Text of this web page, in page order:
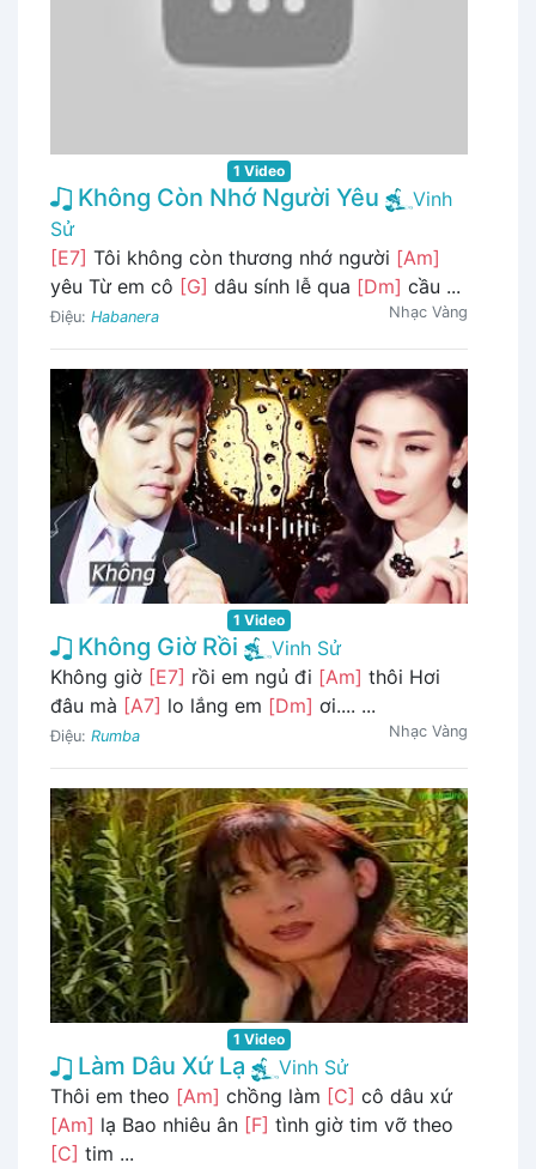
1 Video
Không Còn Nhớ Người Yêu
Vinh
Sử
[E7] Tôi không còn thương nhớ người [Am]
yêu Từ em cô [G] dâu sính lễ qua [Dm] cầu ...
Điệu: Habanera Nhạc Vàng
1 Video
Không Giờ Rồi
Vinh Sử
Không giờ [E7] rồi em ngủ đi [Am] thôi Hơi
đâu mà [A7] lo lắng em [Dm] ơi.... ...
Điệu: Rumba Nhạc Vàng
1 Video
Làm Dâu Xứ Lạ
Vinh Sử
Thôi em theo [Am] chồng làm [C] cô dâu xứ
[Am] lạ Bao nhiêu ân [F] tình giờ tim vỡ theo
[C] tim ...